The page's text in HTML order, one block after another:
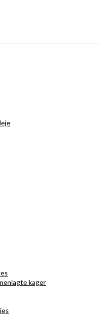
kager